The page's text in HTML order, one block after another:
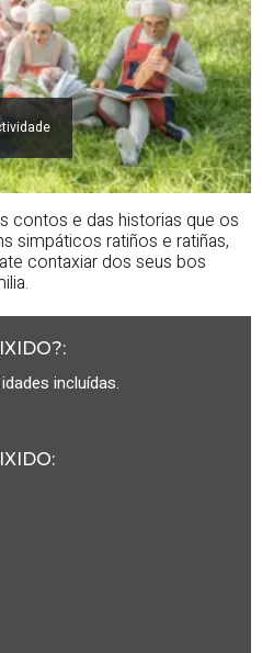
contos e das historias que os
simpáticos ratiños e ratiñas,
contaxiar dos seus bos
:
incluídas.
: